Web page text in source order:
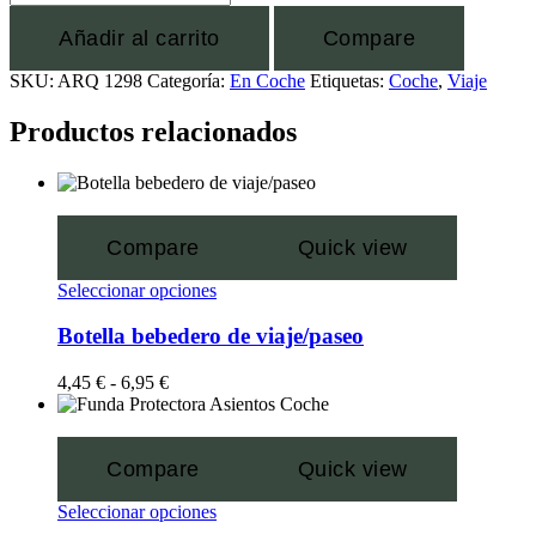
Añadir al carrito Compare
SKU: ARQ 1298 Categoría: En Coche Etiquetas: Coche, Viaje
Productos relacionados
Compare Quick view
Seleccionar opciones
Botella bebedero de viaje/paseo
4,45 € - 6,95 €
Compare Quick view
Seleccionar opciones